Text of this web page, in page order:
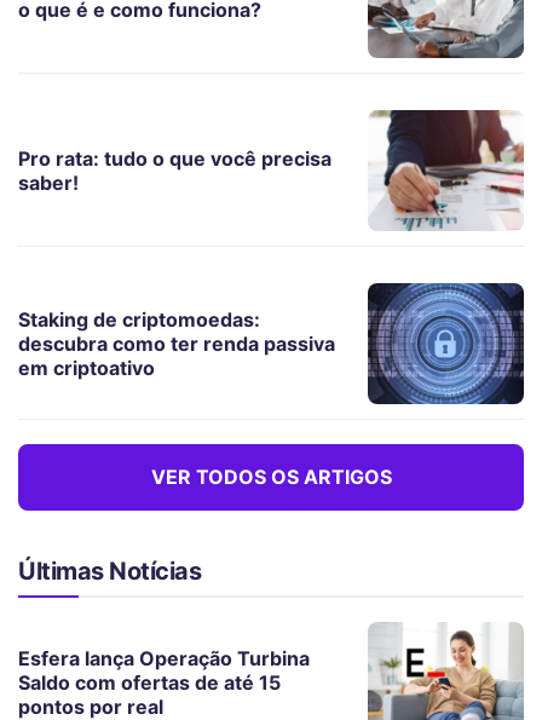
o que é e como funciona?
Pro rata: tudo o que você precisa
saber!
Staking de criptomoedas:
descubra como ter renda passiva
em criptoativo
VER TODOS OS ARTIGOS
Últimas Notícias
Esfera lança Operação Turbina
Saldo com ofertas de até 15
pontos por real